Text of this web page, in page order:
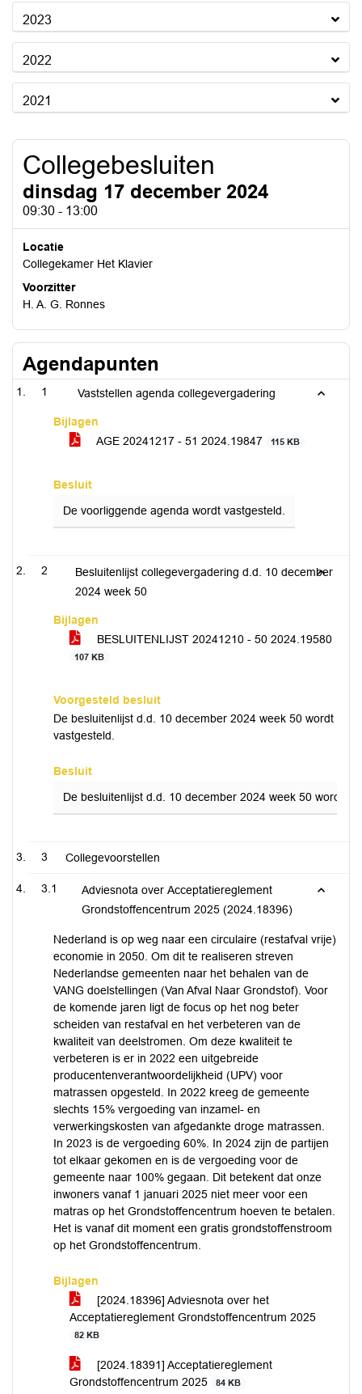
2023
2022
2021
Collegebesluiten
dinsdag 17 december 2024
09:30 - 13:00
Locatie
Collegekamer Het Klavier
Voorzitter
H. A. G. Ronnes
Agendapunten
1 Vaststellen agenda collegevergadering
Bijlagen
AGE 20241217 - 51 2024.19847
115 KB
Besluit
De voorliggende agenda wordt vastgesteld.
2
Besluitenlijst collegevergadering d.d. 10 december
2024 week 50
Bijlagen
BESLUITENLIJST 20241210 - 50 2024.19580
107 KB
Voorgesteld besluit
De besluitenlijst d.d. 10 december 2024 week 50 wordt
vastgesteld.
Besluit
De besluitenlijst d.d. 10 december 2024 week 50 wordt
3 Collegevoorstellen
3.1
Adviesnota over Acceptatiereglement
Grondstoffencentrum 2025 (2024.18396)
Nederland is op weg naar een circulaire (restafval vrije)
economie in 2050. Om dit te realiseren streven
Nederlandse gemeenten naar het behalen van de
VANG doelstellingen (Van Afval Naar Grondstof). Voor
de komende jaren ligt de focus op het nog beter
scheiden van restafval en het verbeteren van de
kwaliteit van deelstromen. Om deze kwaliteit te
verbeteren is er in 2022 een uitgebreide
producentenverantwoordelijkheid (UPV) voor
matrassen opgesteld. In 2022 kreeg de gemeente
slechts 15% vergoeding van inzamel- en
verwerkingskosten van afgedankte droge matrassen.
In 2023 is de vergoeding 60%. In 2024 zijn de partijen
tot elkaar gekomen en is de vergoeding voor de
gemeente naar 100% gegaan. Dit betekent dat onze
inwoners vanaf 1 januari 2025 niet meer voor een
matras op het Grondstoffencentrum hoeven te betalen.
Het is vanaf dit moment een gratis grondstoffenstroom
op het Grondstoffencentrum.
Bijlagen
[2024.18396] Adviesnota over het
Acceptatiereglement Grondstoffencentrum 2025
82 KB
[2024.18391] Acceptatiereglement
Grondstoffencentrum 2025
84 KB